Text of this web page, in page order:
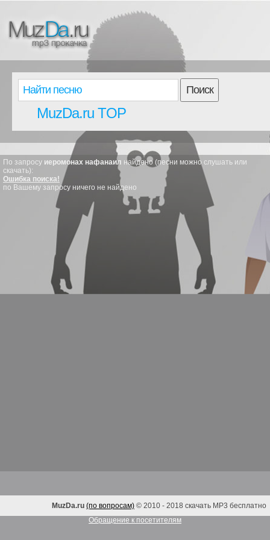
Поиск
MuzDa.ru TOP
По запросу иеромонах нафанаил найдено (песни можно слушать или
скачать):
Ошибка поиска!
по Вашему запросу ничего не найдено
MuzDa.ru (по вопросам) © 2010 - 2018 скачать MP3 бесплатно
Обращение к посетителям